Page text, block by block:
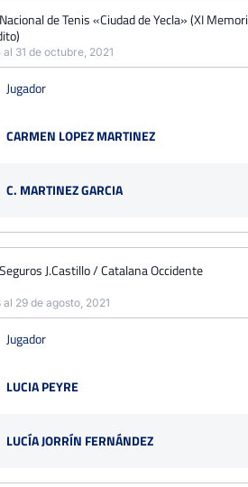
de Tenis «Ciudad de Yecla» (XI
al 31 de octubre, 2021
Jugador
CARMEN LOPEZ MARTINEZ
C. MARTINEZ GARCIA
J.Castillo / Catalana Occidente
al 29 de agosto, 2021
Jugador
LUCIA PEYRE
LUCÍA JORRÍN FERNÁNDEZ